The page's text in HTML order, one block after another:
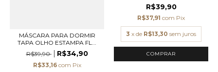
MÁSCARA PARA DORMIR
TAPA OLHO ESTAMPA FL...
R$39,90
R$34,90
R$33,16 com Pix
R$39,90
R$37,91 com Pix
3 x de R$13,30 sem juros